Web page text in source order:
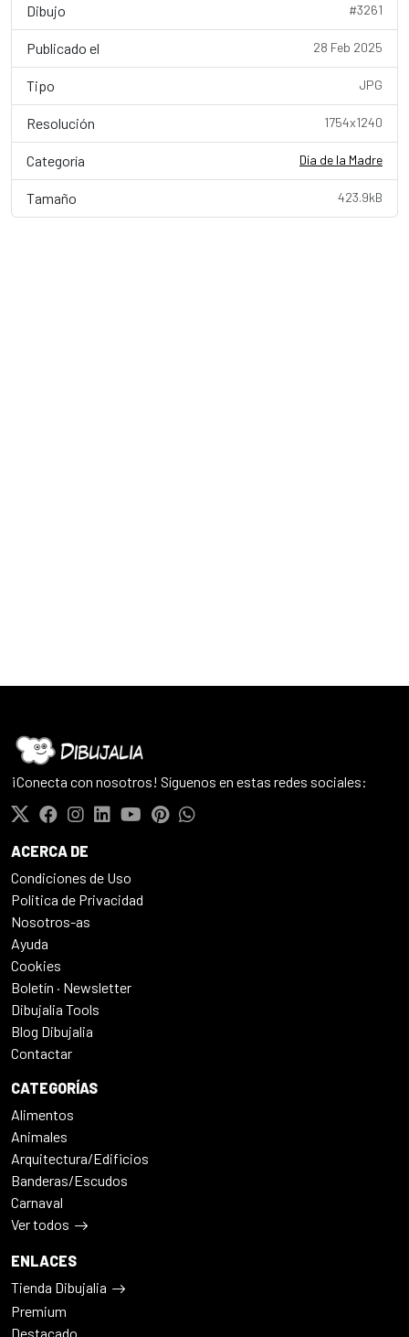
Dibujo #3261
Publicado el 28 Feb 2025
Tipo JPG
Resolución 1754x1240
Categoría Día de la Madre
Tamaño 423.9kB
¡Conecta con nosotros! Síguenos en estas redes sociales:
ACERCA DE
Condiciones de Uso
Politica de Privacidad
Nosotros-as
Ayuda
Cookies
Boletín · Newsletter
Dibujalia Tools
Blog Dibujalia
Contactar
CATEGORÍAS
Alimentos
Animales
Arquitectura/Edificios
Banderas/Escudos
Carnaval
Ver todos
ENLACES
Tienda Dibujalia
Premium
Destacado